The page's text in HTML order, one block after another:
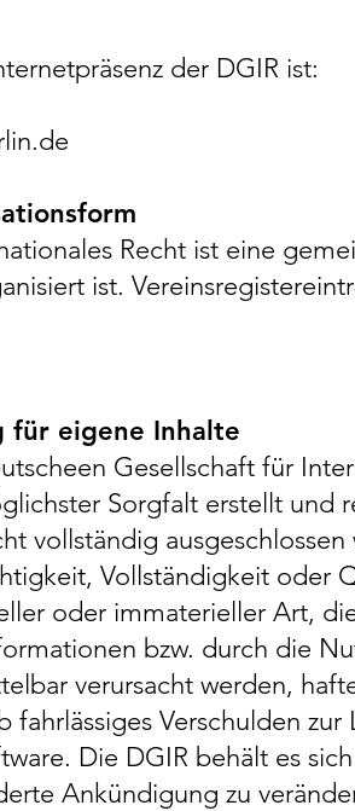
der DGIR ist:
Recht ist eine
ist.
für eigene Inhalte
Gesellschaft für
Sorgfalt erstellt und
vollständig
Vollständigkeit oder
oder immaterieller Art,
bzw. durch die
verursacht werden,
fahrlässiges Verschulden
Die DGIR behält es
Ankündigung zu